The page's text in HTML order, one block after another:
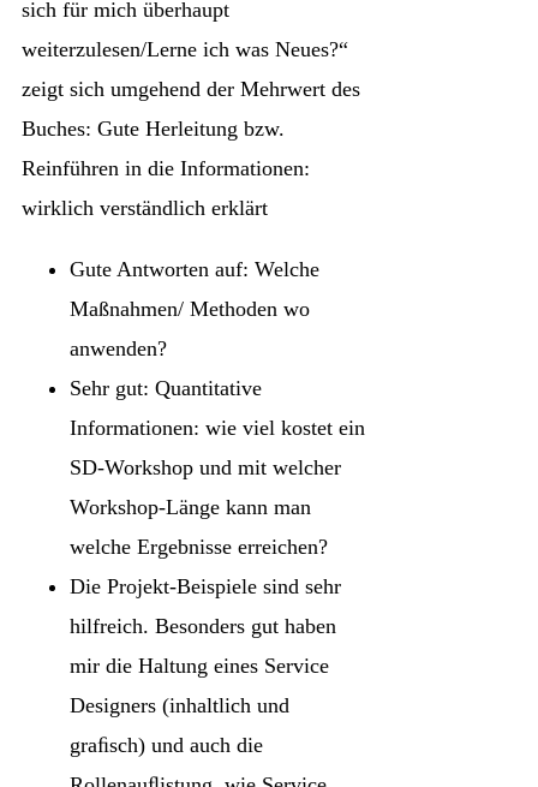
sich für mich überhaupt
weiterzulesen/Lerne ich was Neues?“
zeigt sich umgehend der Mehrwert des
Buches: Gute Herleitung bzw.
Reinführen in die Informationen:
wirklich verständlich erklärt
Gute Antworten auf: Welche
Maßnahmen/ Methoden wo
anwenden?
Sehr gut: Quantitative
Informationen: wie viel kostet ein
SD-Workshop und mit welcher
Workshop-Länge kann man
welche Ergebnisse erreichen?
Die Projekt-Beispiele sind sehr
hilfreich. Besonders gut haben
mir die Haltung eines Service
Designers (inhaltlich und
graﬁsch) und auch die